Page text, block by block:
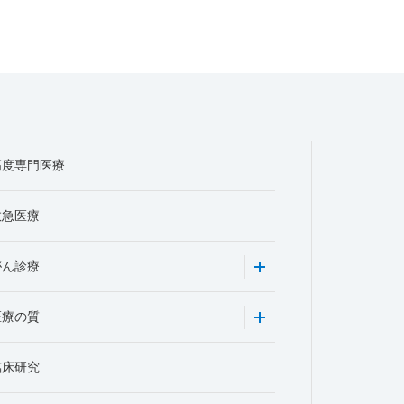
専門医療
医療
診療
療の質
研究